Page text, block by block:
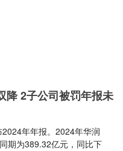
降 2子公司被罚年报未
年年报。2024年华润
期为389.32亿元，同比下